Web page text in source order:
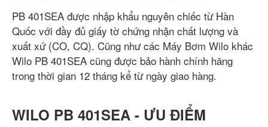
PB 401SEA được nhập khẩu nguyên chiếc từ Hàn
Quốc với đầy đủ giấy tờ chứng nhận chất lượng và
xuất xứ (CO, CQ). Cũng như các Máy Bơm Wilo khác
Wilo PB 401SEA cũng được bảo hành chính hãng
trong thời gian 12 tháng kể từ ngày giao hàng.
WILO PB 401SEA - ƯU ĐIỂM